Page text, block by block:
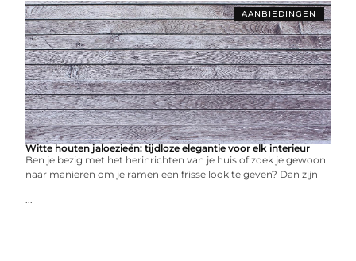
AANBIEDINGEN
Witte houten jaloezieën: tijdloze elegantie voor elk interieur
Ben je bezig met het herinrichten van je huis of zoek je gewoon
naar manieren om je ramen een frisse look te geven? Dan zijn
...